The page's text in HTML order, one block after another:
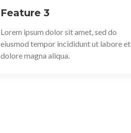
Feature 3
Lorem ipsum dolor sit amet, sed do
eiusmod tempor incididunt ut labore et
dolore magna aliqua.